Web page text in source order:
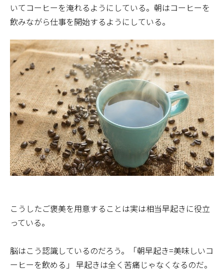
いてコーヒーを淹れるようにしている。朝はコーヒーを
飲みながら仕事を開始するようにしている。
こうしたご褒美を用意することは実は相当早起きに役立
っている。
脳はこう認識しているのだろう。「朝早起き=美味しいコ
ーヒーを飲める」 早起きは全く苦痛じゃなくなるのだ。